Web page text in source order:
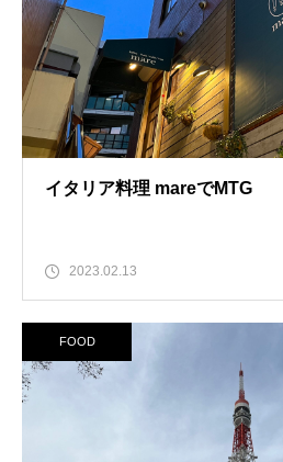
イタリア料理 mareでMTG
2023.02.13
FOOD